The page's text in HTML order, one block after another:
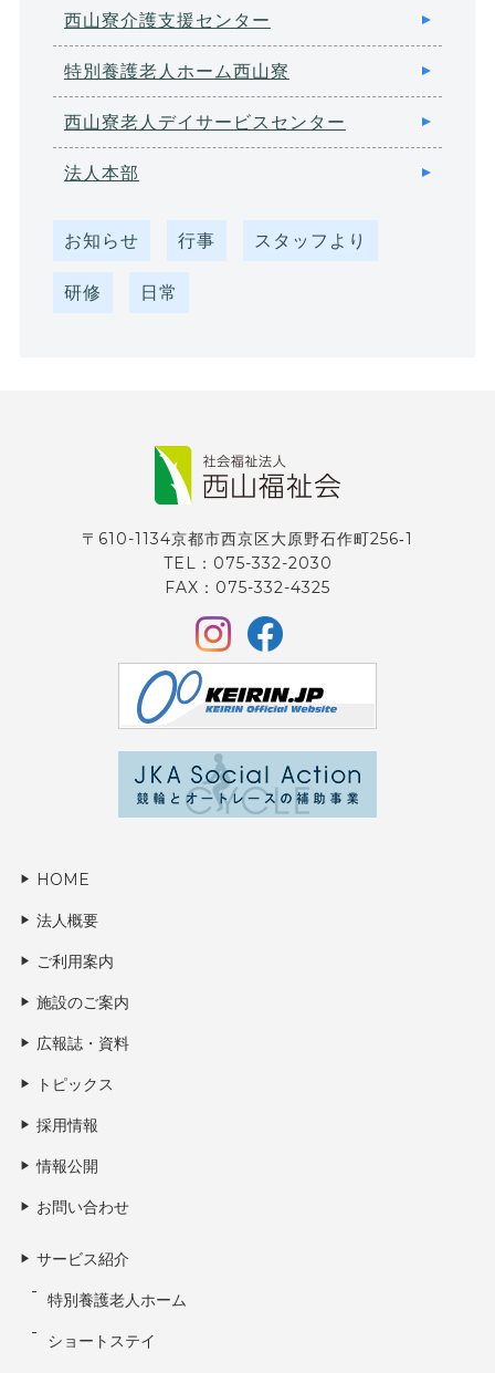
西山寮介護支援センター
特別養護老人ホーム西山寮
西山寮老人デイサービスセンター
法人本部
お知らせ 行事 スタッフより
研修 日常
〒610-1134京都市西京区大原野石作町256‐1
TEL：075-332-2030
FAX：075-332-4325
HOME
法人概要
ご利用案内
施設のご案内
広報誌・資料
トピックス
採用情報
情報公開
お問い合わせ
サービス紹介
特別養護老人ホーム
ショートステイ